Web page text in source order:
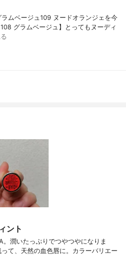
ムベージュ109 ヌードオランジェを今
グラムベージュ】とってもヌーディ
ント
。潤いたっぷりでつやつやになりま
て、天然の血色唇に。カラーバリエー